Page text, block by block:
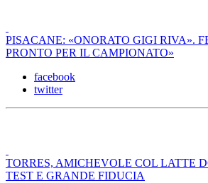
PISACANE: «ONORATO GIGI RIVA».
PRONTO PER IL CAMPIONATO»
facebook
twitter
TORRES, AMICHEVOLE COL LATTE
TEST E GRANDE FIDUCIA